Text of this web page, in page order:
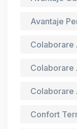
Avantaje
Colaborare
Colaborare
Colaborare
Confort